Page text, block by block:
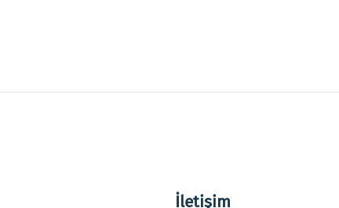
İletişim